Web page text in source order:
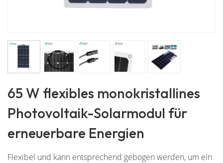
65 W flexibles monokristallines
Photovoltaik-Solarmodul für
erneuerbare Energien
Flexibel und kann entsprechend gebogen werden, um ein